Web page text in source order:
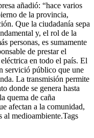
añadió: “hace varios
de la provincia,
Que la ciudadanía sepa
y, el rol de la
personas, es sumamente
de prestar el
en todo el país. El
servició público que une
La transmisión permite
donde se genera hasta
quema de caña
afectan a la comunidad,
al medioambiente.Tags